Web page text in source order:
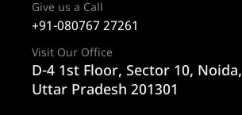
Give us a Call
+91-080767 27261
Visit Our Office
D-4 1st Floor, Sector 10, Noida,
Uttar Pradesh 201301